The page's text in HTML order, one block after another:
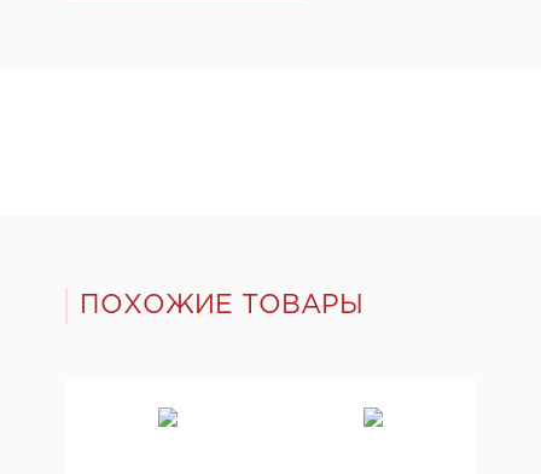
ПОХОЖИЕ ТОВАРЫ